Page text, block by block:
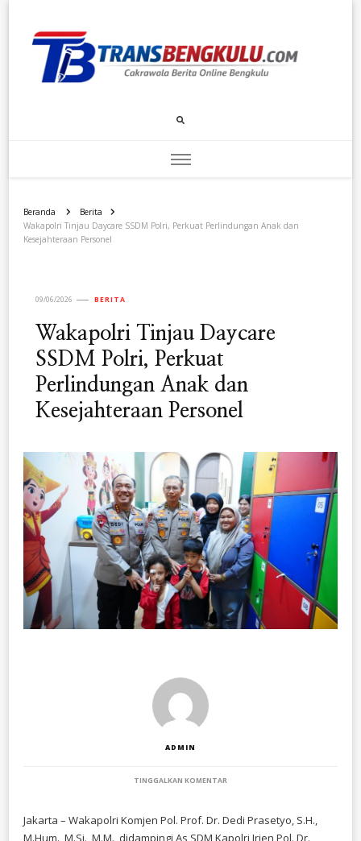
Transbengkulu.com
Beranda
Berita
Wakapolri Tinjau Daycare SSDM Polri, Perkuat Perlindungan Anak dan
Kesejahteraan Personel
09/06/2026 BERITA
Wakapolri Tinjau Daycare
SSDM Polri, Perkuat
Perlindungan Anak dan
Kesejahteraan Personel
ADMIN
TINGGALKAN KOMENTAR
DAYCARE
Jakarta – Wakapolri Komjen Pol. Prof. Dr. Dedi Prasetyo, S.H.,
M.Hum., M.Si., M.M., didampingi As SDM Kapolri Irjen Pol. Dr.